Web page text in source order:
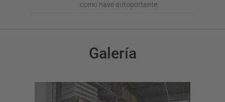
como nave autoportante.
Galería